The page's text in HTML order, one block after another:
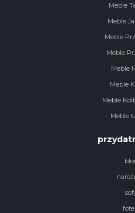
Meble
Meble
Meble
Meble
Meble
Meble
Meble
Meble